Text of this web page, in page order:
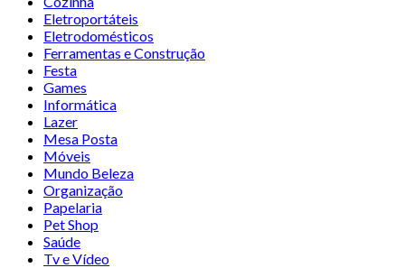
Eletroportáteis
Eletrodomésticos
Ferramentas e Construção
Festa
Games
Informática
Lazer
Mesa Posta
Móveis
Mundo Beleza
Organização
Papelaria
Pet Shop
Saúde
Tv e Vídeo